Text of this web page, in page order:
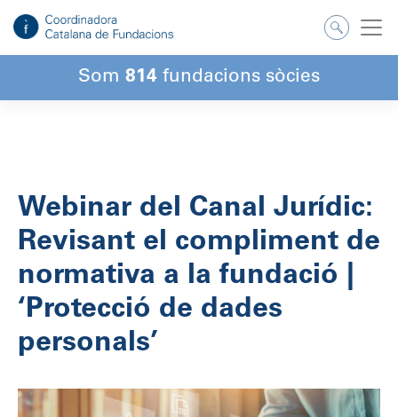
contingut
Som 814 fundacions sòcies
Webinar del Canal Jurídic:
Revisant el compliment de
normativa a la fundació |
‘Protecció de dades
personals’